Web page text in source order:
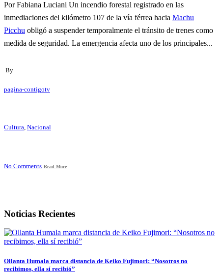
Por Fabiana Luciani Un incendio forestal registrado en las
inmediaciones del kilómetro 107 de la vía férrea hacia Machu
Picchu obligó a suspender temporalmente el tránsito de trenes como
medida de seguridad. La emergencia afecta uno de los principales...
By
pagina-contigotv
Cultura Nacional
No Comments Read More
Noticias Recientes
Ollanta Humala marca distancia de Keiko Fujimori: “Nosotros no
recibimos, ella sí recibió”